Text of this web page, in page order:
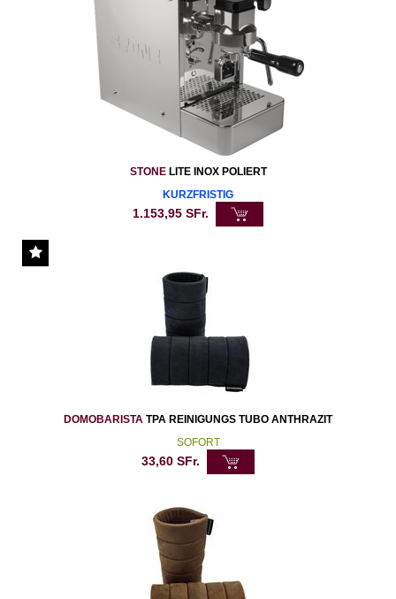
STONELITE INOX POLIERT
KURZFRISTIG
1.153,95 SFr.
DOMOBARISTA TPA REINIGUNGS TUBO ANTHRAZIT
SOFORT
33,60 SFr.